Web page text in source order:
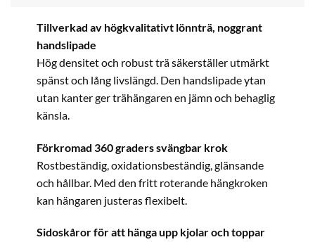
Tillverkad av högkvalitativt lönnträ, noggrant
handslipade
Hög densitet och robust trä säkerställer utmärkt
spänst och lång livslängd. Den handslipade ytan
utan kanter ger trähängaren en jämn och behaglig
känsla.
Förkromad 360 graders svängbar krok
Rostbeständig, oxidationsbeständig, glänsande
och hållbar. Med den fritt roterande hängkroken
kan hängaren justeras flexibelt.
Sidoskåror för att hänga upp kjolar och toppar